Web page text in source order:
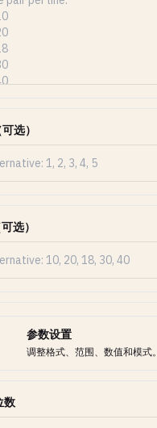
选）
选）
参数设置
调整格式、范围、数值和模式。
数